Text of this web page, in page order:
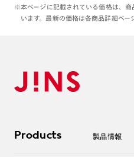
※本ページに記載されている価格は、商
います。最新の価格は各商品詳細ペー
Products 製品情報